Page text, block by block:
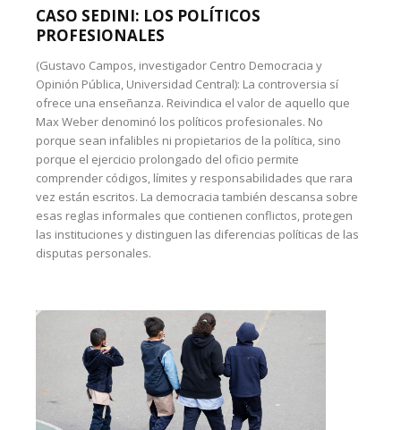
CASO SEDINI: LOS POLÍTICOS
PROFESIONALES
(Gustavo Campos, investigador Centro Democracia y
Opinión Pública, Universidad Central): La controversia sí
ofrece una enseñanza. Reivindica el valor de aquello que
Max Weber denominó los políticos profesionales. No
porque sean infalibles ni propietarios de la política, sino
porque el ejercicio prolongado del oficio permite
comprender códigos, límites y responsabilidades que rara
vez están escritos. La democracia también descansa sobre
esas reglas informales que contienen conflictos, protegen
las instituciones y distinguen las diferencias políticas de las
disputas personales.